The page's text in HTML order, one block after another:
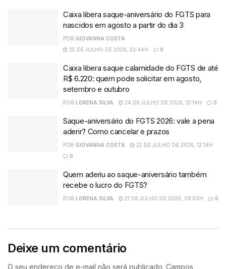
Caixa libera saque-aniversário do FGTS para
nascidos em agosto a partir do dia 3
POR GIOVANNA COSTA
25 DE JULHO DE 2026, 22:44H
0
Caixa libera saque calamidade do FGTS de até
R$ 6.220: quem pode solicitar em agosto,
setembro e outubro
POR LORENA SILVA 24 DE JULHO DE 2026, 12:14H 0
Saque-aniversário do FGTS 2026: vale a pena
aderir? Como cancelar e prazos
POR GIOVANNA COSTA
22 DE JULHO DE 2026, 12:14H
0
Quem aderiu ao saque-aniversário também
recebe o lucro do FGTS?
POR LORENA SILVA 21 DE JULHO DE 2026, 08:50H 0
Deixe um comentário
O seu endereço de e-mail não será publicado. Campos